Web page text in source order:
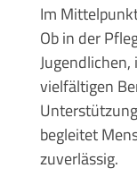
Im
Ob in der
vielfältigen
begleitet
zuverlässig.